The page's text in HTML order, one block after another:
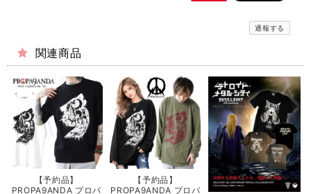
通報する
関連商品
【予約品】
PROPA9ANDA プロパ
【予約品】
PROPA9ANDA プロパ